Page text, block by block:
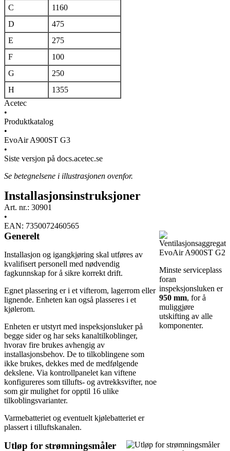
C
1160
D
475
E
275
F
100
G
250
H
1355
Acetec
•
Produktkatalog
•
EvoAir A900ST G3
•
Siste versjon på docs.acetec.se
Se betegnelsene i illustrasjonen ovenfor.
Installasjonsinstruksjoner
Art. nr.: 30901
•
EAN: 7350072460565
Generelt
Installasjon og igangkjøring skal utføres av
kvalifisert personell med nødvendig
fagkunnskap for å sikre korrekt drift.
Egnet plassering er i et vifterom, lagerrom eller
lignende. Enheten kan også plasseres i et
kjølerom.
Enheten er utstyrt med inspeksjonsluker på
begge sider og har seks kanaltilkoblinger,
hvorav fire brukes avhengig av
installasjonsbehov. De to tilkoblingene som
ikke brukes, dekkes med de medfølgende
dekslene. Via kontrollpanelet kan viftene
konfigureres som tillufts- og avtrekksvifter, noe
som gir mulighet for opptil 16 ulike
tilkoblingsvarianter.
Varmebatteriet og eventuelt kjølebatteriet er
plassert i tilluftskanalen.
Minste serviceplass
foran
inspeksjonsluken er
950 mm, for å
muliggjøre
utskifting av alle
komponenter.
Utløp for strømningsmåler